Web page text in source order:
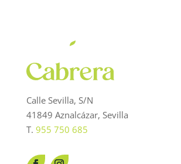
Calle Sevilla, S/N
41849 Aznalcázar, Sevilla
T. 955 750 685